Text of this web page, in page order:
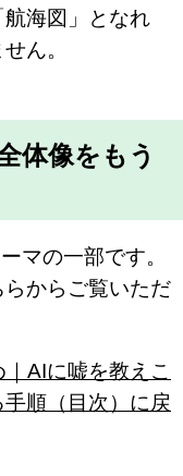
海図」となれ
ん。
体像をもう
マの一部です。
からご覧いただ
｜AIに嘘を教えこ
順（目次）に戻